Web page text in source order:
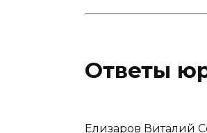
Ответы
Елизаров Виталий